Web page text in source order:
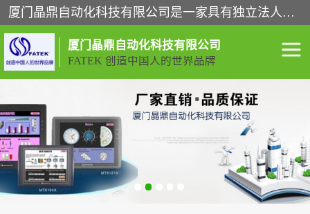
厦门晶鼎自动化科技有限公司是一家具有独立法人资格的高新技术企业；代理销售的产品有台湾威纶触摸屏，魏德米勒全系列，永宏触摸屏,威纶触摸屏,台湾威纶weinview触摸屏,台湾永宏PLC，FATEK,永宏伺服,图儿克总线，施耐德，欧姆龙，西门子，富士变频，K&N蓝系列， BUSSMANN，松下变频器，丹佛斯变频器等。
厦门晶鼎自动化科技有限公司
FATEK 创造中国人的世界品牌
闽台永宏PLC WEINVIEW闽台威纶触摸
正弦变频器正弦伺服 魏德米勒接线端子
ABB电流开关 魏德米勒电源